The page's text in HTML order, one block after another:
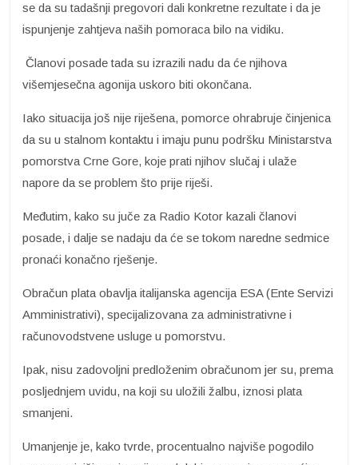
se da su tadašnji pregovori dali konkretne rezultate i da je
ispunjenje zahtjeva naših pomoraca bilo na vidiku.
Članovi posade tada su izrazili nadu da će njihova
višemjesečna agonija uskoro biti okončana.
Iako situacija još nije riješena, pomorce ohrabruje činjenica
da su u stalnom kontaktu i imaju punu podršku Ministarstva
pomorstva Crne Gore, koje prati njihov slučaj i ulaže
napore da se problem što prije riješi.
Međutim, kako su juče za Radio Kotor kazali članovi
posade, i dalje se nadaju da će se tokom naredne sedmice
pronaći konačno rješenje.
Obračun plata obavlja italijanska agencija ESA (Ente Servizi
Amministrativi), specijalizovana za administrativne i
računovodstvene usluge u pomorstvu.
Ipak, nisu zadovoljni predloženim obračunom jer su, prema
posljednjem uvidu, na koji su uložili žalbu, iznosi plata
smanjeni.
Umanjenje je, kako tvrde, procentualno najviše pogodilo